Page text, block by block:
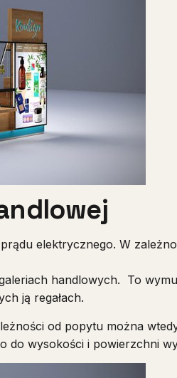
elektrycznego. W
handlowych. To
ją regałach.
od popytu można
do wysokości i powierzchni